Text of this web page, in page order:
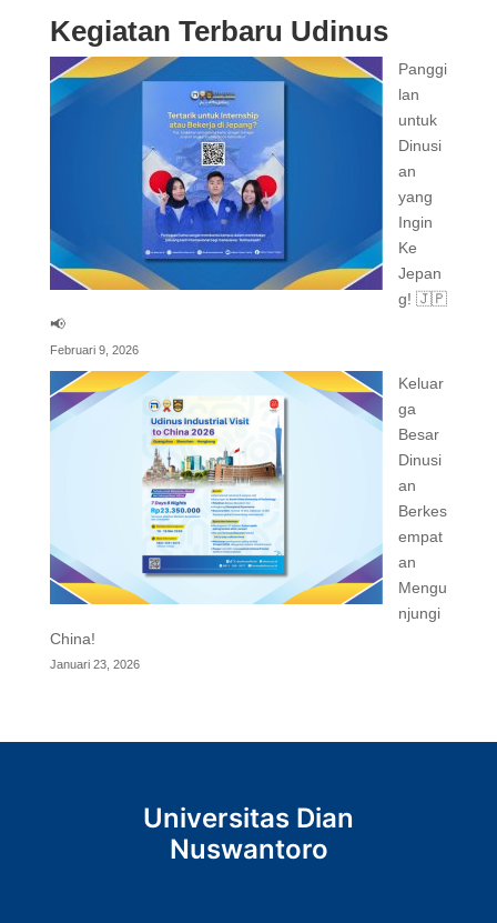
Kegiatan Terbaru Udinus
Panggi
lan
untuk
Dinusi
an
yang
Ingin
Ke
Jepan
g! 🇯🇵
📢
Februari 9, 2026
Keluar
ga
Besar
Dinusi
an
Berkes
empat
an
Mengu
njungi
China!
Januari 23, 2026
Universitas Dian
Nuswantoro